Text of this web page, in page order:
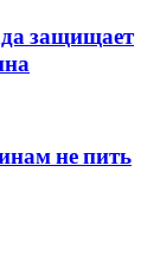
защищает
не пить